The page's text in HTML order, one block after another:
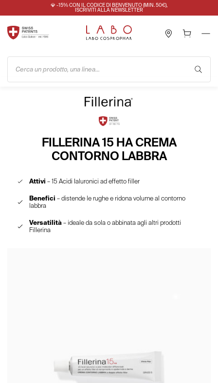
💎 -15% CON IL CODICE DI BENVENUTO (MIN. 50€),
ISCRIVITI ALLA NEWSLETTER
Cerca un prodotto, una linea...
FILLERINA 15 HA CREMA
CONTORNO LABBRA
Attivi – 15 Acidi Ialuronici ad effetto filler
Benefici – distende le rughe e ridona volume al contorno
labbra
Versatilità – ideale da sola o abbinata agli altri prodotti
Fillerina